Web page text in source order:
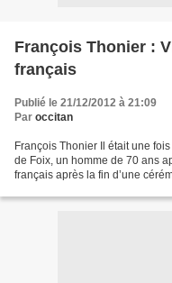
François Thonier :
français
Publié le 21/12/2012 à 21:09
Par occitan
François Thonier Il était une
de Foix, un homme de 70 ans
français après la fin d’une